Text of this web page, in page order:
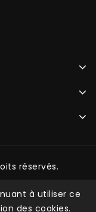
à utiliser ce
des cookies.
réservés.